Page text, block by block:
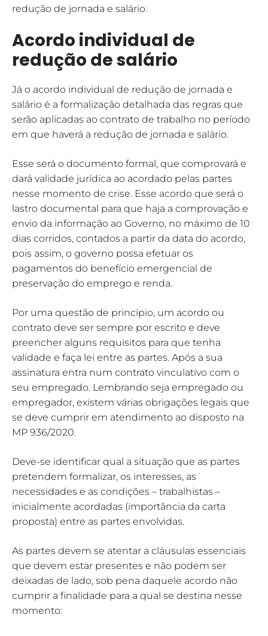
redução de jornada e salário.
Acordo individual de
redução de salário
Já o acordo individual de redução de jornada e
salário é a formalização detalhada das regras que
serão aplicadas ao contrato de trabalho no período
em que haverá a redução de jornada e salário.
Esse será o documento formal, que comprovará e
dará validade jurídica ao acordado pelas partes
nesse momento de crise. Esse acordo que será o
lastro documental para que haja a comprovação e
envio da informação ao Governo, no máximo de 10
dias corridos, contados a partir da data do acordo,
pois assim, o governo possa efetuar os
pagamentos do benefício emergencial de
preservação do emprego e renda.
Por uma questão de princípio, um acordo ou
contrato deve ser sempre por escrito e deve
preencher alguns requisitos para que tenha
validade e faça lei entre as partes. Após a sua
assinatura entra num contrato vinculativo com o
seu empregado. Lembrando seja empregado ou
empregador, existem várias obrigações legais que
se deve cumprir em atendimento ao disposto na
MP 936/2020.
Deve-se identificar qual a situação que as partes
pretendem formalizar, os interesses, as
necessidades e as condições – trabalhistas –
inicialmente acordadas (importância da carta
proposta) entre as partes envolvidas.
As partes devem se atentar a cláusulas essenciais
que devem estar presentes e não podem ser
deixadas de lado, sob pena daquele acordo não
cumprir a finalidade para a qual se destina nesse
momento: